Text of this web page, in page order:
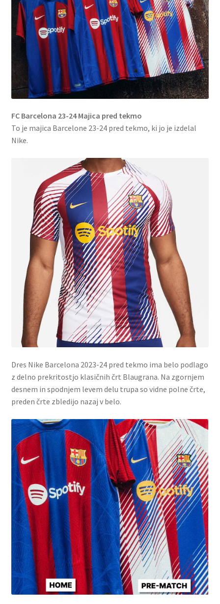
FC Barcelona 23-24 Majica pred tekmo
To je majica Barcelone 23-24 pred tekmo, ki jo je izdelal
Nike.
Dres Nike Barcelona 2023-24 pred tekmo ima belo podlago
z delno prekritostjo klasičnih črt Blaugrana. Na zgornjem
desnem in spodnjem levem delu trupa so vidne polne črte,
preden črte zbledijo nazaj v belo.